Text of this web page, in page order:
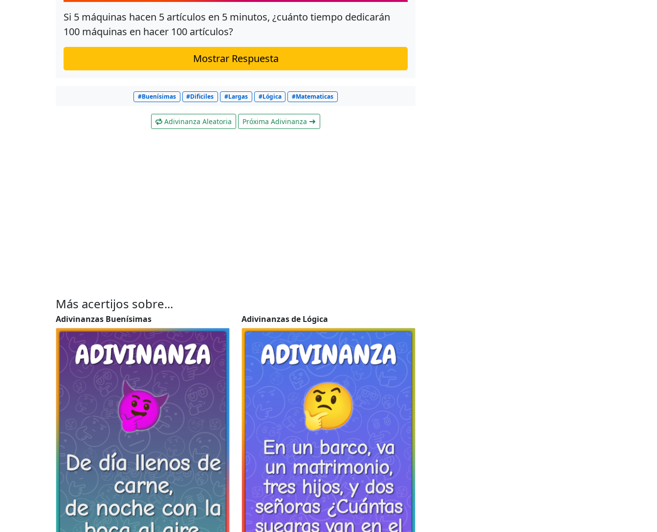
Si 5 máquinas hacen 5 artículos en 5 minutos, ¿cuánto tiempo dedicarán
100 máquinas en hacer 100 artículos?
Mostrar Respuesta
#Buenísimas #Dificiles #Largas #Lógica #Matematicas
Adivinanza Aleatoria Próxima Adivinanza
Más acertijos sobre...
Adivinanzas Buenísimas Adivinanzas de Lógica